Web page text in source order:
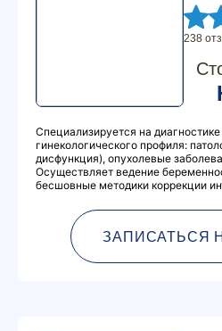
238
Специализируется на
гинекологического профиля:
дисфункция), опухолевые
Осуществляет ведение
бесшовные методики коррекции
ЗАПИСАТЬСЯ